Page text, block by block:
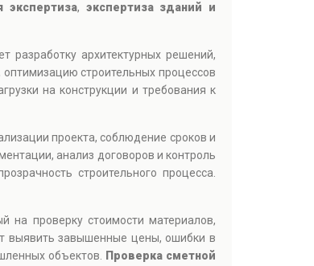
экспертиза, экспертиза зданий и
разработку архитектурных решений,
строительных процессов
на конструкции и требования к
проекта, соблюдение сроков и
анализ договоров и контроль
строительного процесса.
на проверку стоимости материалов,
выявить завышенные цены, ошибки в
объектов.
Проверка сметной